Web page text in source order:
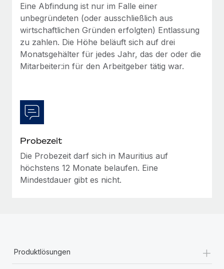
Mehr erfahren
Eine Abfindung ist nur im Falle einer
unbegründeten (oder ausschließlich aus
wirtschaftlichen Gründen erfolgten) Entlassung
zu zahlen. Die Höhe beläuft sich auf drei
Monatsgehälter für jedes Jahr, das der oder die
Mitarbeiter:in für den Arbeitgeber tätig war.
Probezeit
Die Probezeit darf sich in Mauritius auf
höchstens 12 Monate belaufen. Eine
Mindestdauer gibt es nicht.
Produktlösungen +